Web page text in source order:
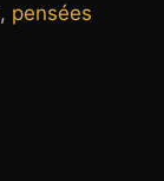
, pensées